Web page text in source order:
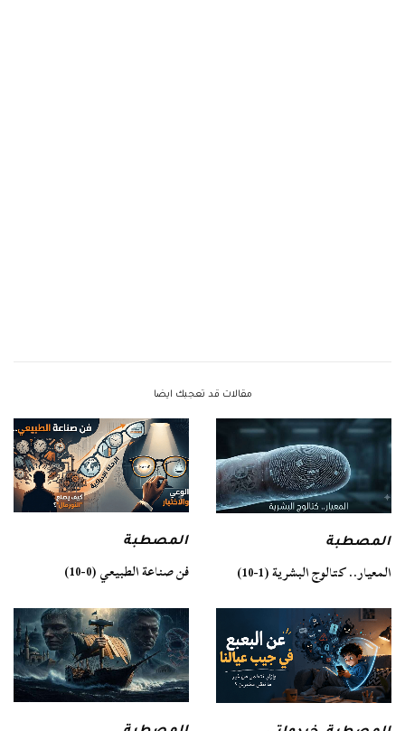
مقالات قد تعجبك ايضا
المصطبة
المعيار.. كتالوج البشرية (1-10)
المصطبة
فن صناعة الطبيعي (0-10)